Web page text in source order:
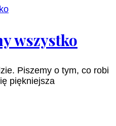
wszystko
Piszemy o tym, co robi
piękniejsza